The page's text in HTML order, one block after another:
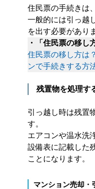
住民票の手続きは
一般的には引っ越
を出す必要があり
・「住民票の移し
住民票の移し方は
ンで手続きする方
残置物を処理す
引っ越し時は残置
す。
エアコンや温水洗
設備表に記載した
ことになります。
マンション売却・